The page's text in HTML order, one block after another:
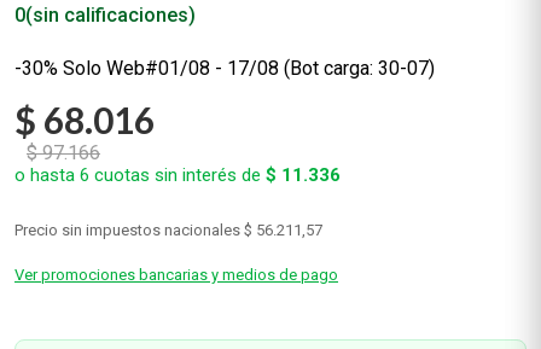
0(sin calificaciones)
-30% Solo Web#01/08 - 17/08 (Bot carga: 30-07)
$ 68.016
$ 97.166
o hasta 6 cuotas sin interés de $ 11.336
Precio sin impuestos nacionales $ 56.211,57
Ver promociones bancarias y medios de pago